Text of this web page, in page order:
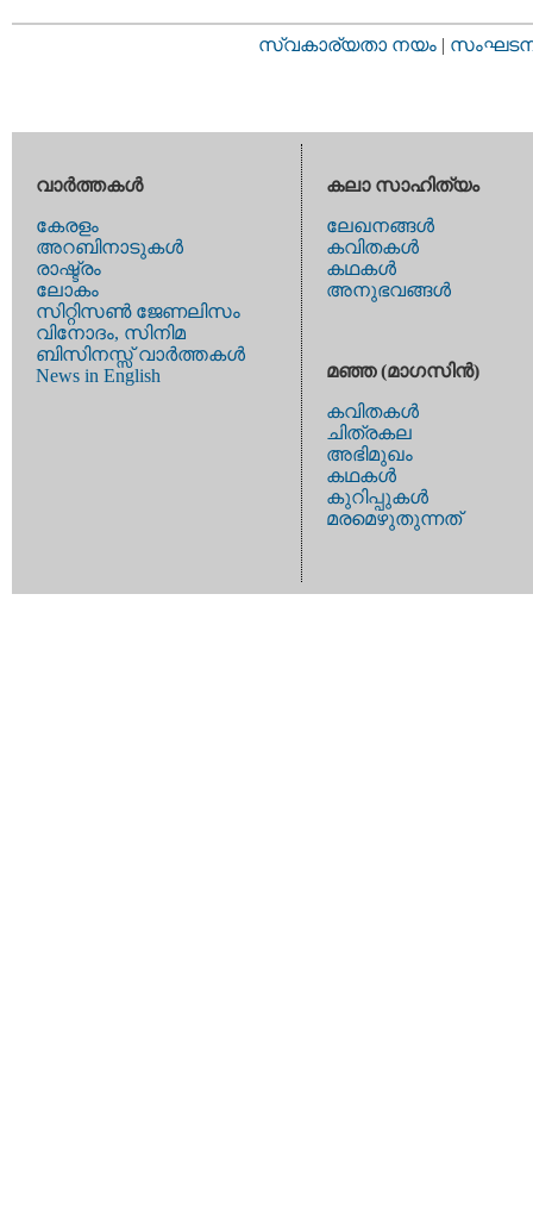
സ്വകാര്യതാ നയം |
വാര്‍ത്തകള്‍
കേരളം
അറബിനാടുകള്‍
രാഷ്ട്രം
ലോകം
സിറ്റിസണ്‍ ജേണലിസം
വിനോദം, സിനിമ
ബിസിനസ്സ് വാര്‍ത്തകള്‍
News in English
കലാ സാഹിത്യം
ലേഖനങ്ങള്‍
കവിതകള്‍
കഥകള്‍
അനുഭവങ്ങള്‍
മഞ്ഞ (മാഗസിന്‍)
കവിതകള്‍
ചിത്രകല
അഭിമുഖം
കഥകള്‍
കുറിപ്പുകള്‍
മരമെഴുതുന്നത്